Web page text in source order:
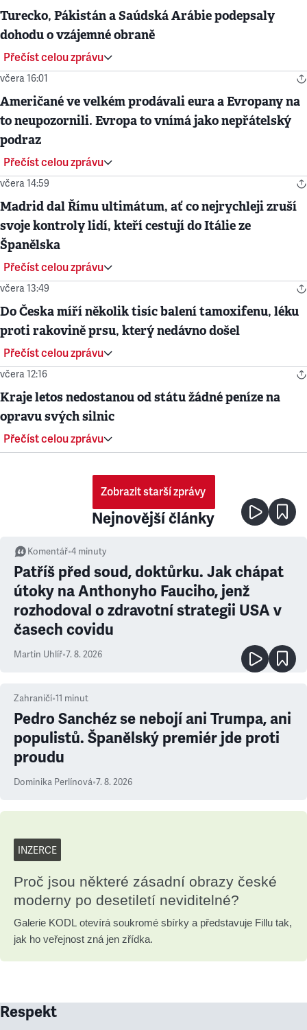
Turecko, Pákistán a Saúdská Arábie podepsaly
dohodu o vzájemné obraně
Přečíst celou zprávu
včera 16:01
Američané ve velkém prodávali eura a Evropany na
to neupozornili. Evropa to vnímá jako nepřátelský
podraz
Přečíst celou zprávu
včera 14:59
Madrid dal Římu ultimátum, ať co nejrychleji zruší
svoje kontroly lidí, kteří cestují do Itálie ze
Španělska
Přečíst celou zprávu
včera 13:49
Do Česka míří několik tisíc balení tamoxifenu, léku
proti rakovině prsu, který nedávno došel
Přečíst celou zprávu
včera 12:16
Kraje letos nedostanou od státu žádné peníze na
opravu svých silnic
Přečíst celou zprávu
Zobrazit starší zprávy
Nejnovější články
Komentář•4 minuty
Patříš před soud, doktůrku. Jak chápat
útoky na Anthonyho Fauciho, jenž
rozhodoval o zdravotní strategii USA v
časech covidu
Martin Uhlíř•7. 8. 2026
Zahraničí•11 minut
Pedro Sanchéz se nebojí ani Trumpa, ani
populistů. Španělský premiér jde proti
proudu
Dominika Perlínová•7. 8. 2026
INZERCE
Proč jsou některé zásadní obrazy české
moderny po desetiletí neviditelné?
Galerie KODL otevírá soukromé sbírky a představuje Fillu tak,
jak ho veřejnost zná jen zřídka.
Respekt